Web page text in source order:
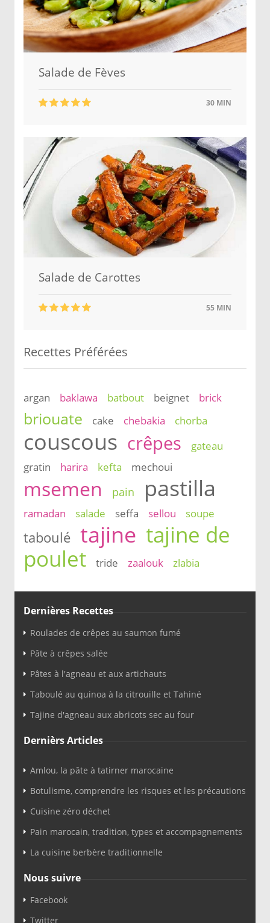
Salade de Fèves
30 MIN
Salade de Carottes
55 MIN
Recettes Préférées
argan baklawa batbout beignet brick
briouate cake chebakia chorba
couscous crêpes
gateau
gratin
harira kefta mechoui
msemen pain pastilla
ramadan salade seffa sellou soupe
taboulé tajine tajine de
poulet
tride zaalouk zlabia
Dernières Recettes
Roulades de crêpes au saumon fumé
Pâte à crêpes salée
Pâtes à l'agneau et aux artichauts
Taboulé au quinoa à la citrouille et Tahiné
Tajine d'agneau aux abricots sec au four
Dernièrs Articles
Amlou, la pâte à tatirner marocaine
Botulisme, comprendre les risques et les précautions
Cuisine zéro déchet
Pain marocain, tradition, types et accompagnements
La cuisine berbère traditionnelle
Nous suivre
Facebook
Twitter